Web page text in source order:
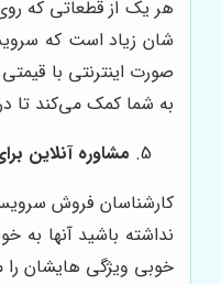
هر یک از قطعاتی که
شان زیاد است که سرویس
صورت اینترنتی با
به شما کمک می‌کند تا
مشاوره آنلاین
کارشناسان فروش
نداشته باشید آنها به
خوبی ویژگی هایشان را